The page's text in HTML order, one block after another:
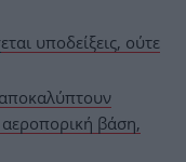
υποδείξεις, ούτε
αεροπορική βάση,